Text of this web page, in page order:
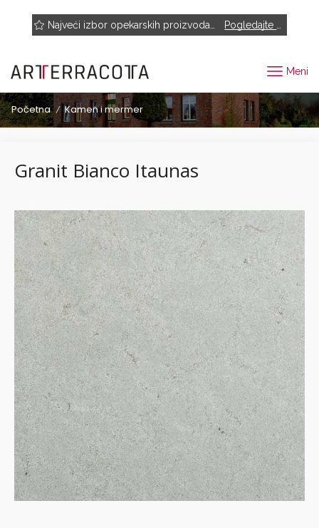
Meni
Početna / Kamen i mermer
Granit Bianco Itaunas